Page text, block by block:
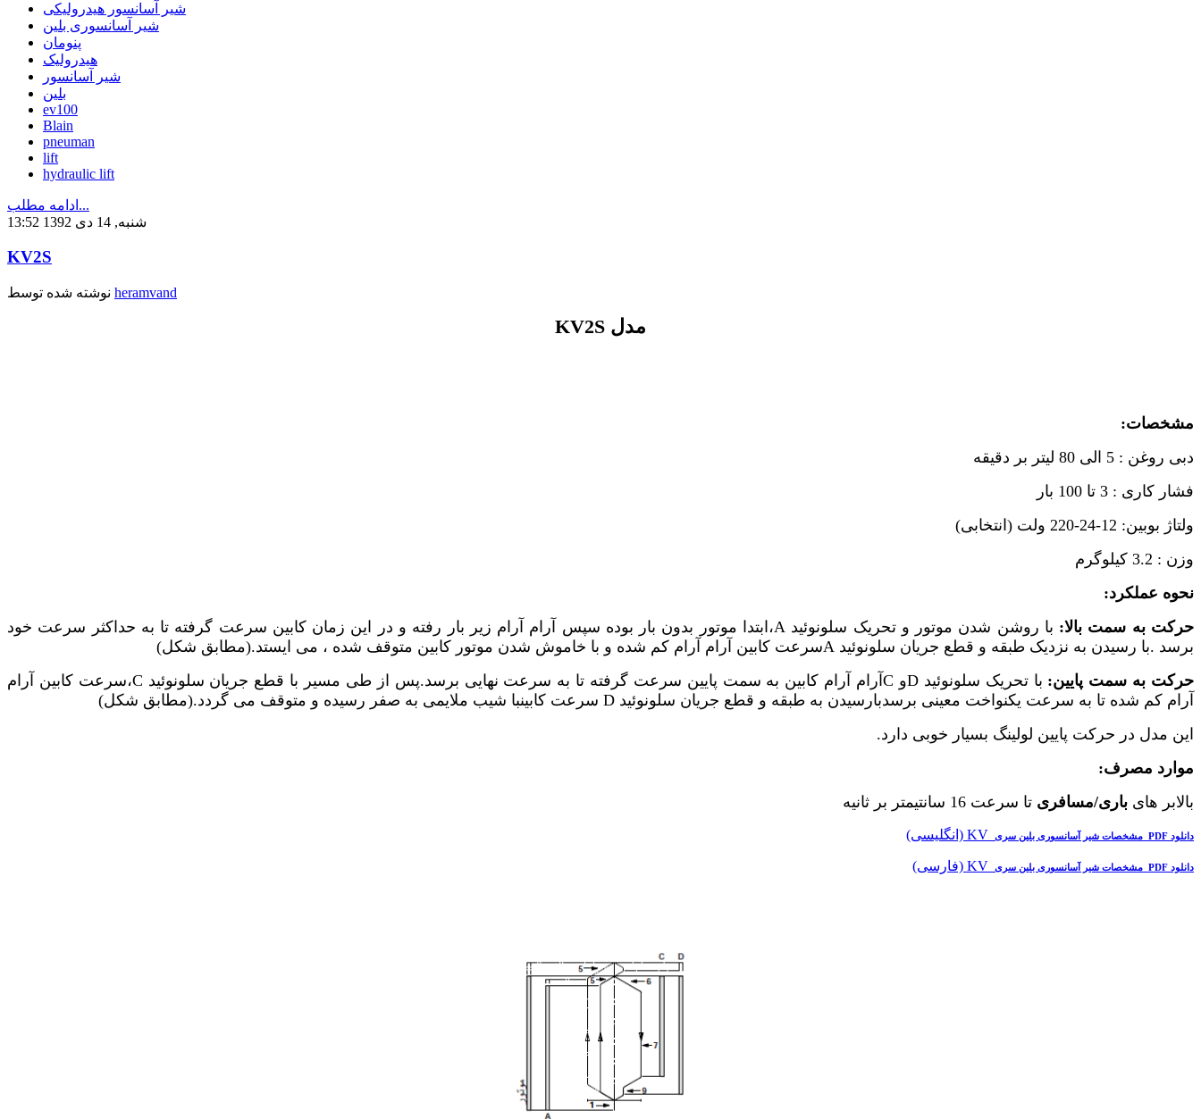
شیر آسانسور هیدرولیکی
شیر آسانسوری بلین
پنومان
هیدرولیک
شیر آسانسور
بلین
ev100
Blain
pneuman
lift
hydraulic lift
ادامه مطلب...
شنبه, 14 دی 1392 13:52
KV2S
heramvand
مدل KV2S
مشخصات:
دبی روغن : 5 الی 80 لیتر بر دقیقه
فشار کاری : 3 تا 100 بار
ولتاژ بوبین: 12-24-220 ولت (انتخابی)
وزن : 3.2 کیلوگرم
نحوه عملکرد:
حرکت به سمت بالا: با روشن شدن موتور و تحریک سلونوئید A،ابتدا موتور بدون بار بوده سپس آرام آرام زیر بار رفته و در این زمان کابین سرعت گرفته تا به حداکثر سرعت خود
برسد .با رسیدن به نزدیک طبقه و قطع جریان سلونوئید Aسرعت کابین آرام آرام کم شده و با خاموش شدن موتور کابین متوقف شده ، می ایستد.(مطابق شکل)
حرکت به سمت پایین: با تحریک سلونوئیدDو Cآرام آرام کابین به سمت پایین سرعت گرفته تا به سرعت نهایی برسد.پس از طی مسیر با قطع جریان سلونوئید C،سرعت کابین آرام
آرام کم شده تا به سرعت یکنواخت معینی برسدبارسیدن به طبقه و قطع جریان سلونوئید D سرعت کابینبا شیب ملایمی به صفر رسیده و متوقف می گردد.(مطابق شکل)
این مدل در حرکت پایین لولینگ بسیار خوبی دارد.
موارد مصرف:
بالابر های باری/مسافری تا سرعت 16 سانتیمتر بر ثانیه
دانلود PDF مشخصات شیر آسانسوری بلین سری
دانلود PDF مشخصات شیر آسانسوری بلین سری